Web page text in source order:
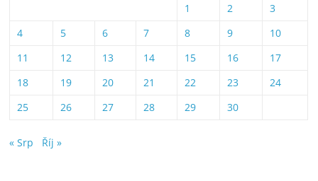
1
2
3
4
5 6 7 8 9
10
11
12 13 14 15 16
17
18
19 20 21 22 23
24
25
26 27 28 29 30
« Srp Říj »